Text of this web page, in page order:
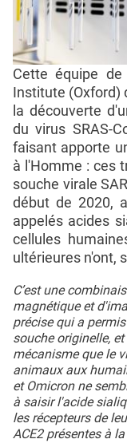
Cette équipe
Institute (Oxford)
la découverte
du virus SRAS-
faisant apporte
à l'Homme : ces
souche virale
début de 2020,
appelés acides
cellules
ultérieures n'ont,
C’est une
magnétique et
précise qui a
souche originelle,
mécanisme que le
animaux aux
et Omicron ne
à saisir l'acide
les récepteurs de
ACE2 présentes à